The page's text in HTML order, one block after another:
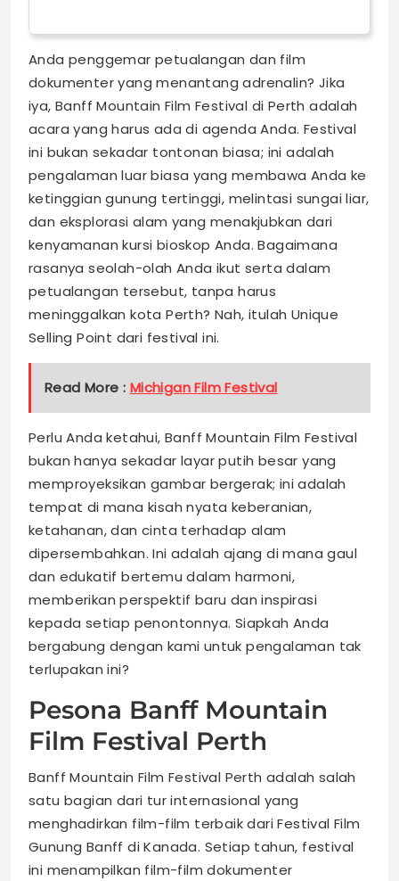
Anda penggemar petualangan dan film
dokumenter yang menantang adrenalin? Jika
iya, Banff Mountain Film Festival di Perth adalah
acara yang harus ada di agenda Anda. Festival
ini bukan sekadar tontonan biasa; ini adalah
pengalaman luar biasa yang membawa Anda ke
ketinggian gunung tertinggi, melintasi sungai liar,
dan eksplorasi alam yang menakjubkan dari
kenyamanan kursi bioskop Anda. Bagaimana
rasanya seolah-olah Anda ikut serta dalam
petualangan tersebut, tanpa harus
meninggalkan kota Perth? Nah, itulah Unique
Selling Point dari festival ini.
Read More : Michigan Film Festival
Perlu Anda ketahui, Banff Mountain Film Festival
bukan hanya sekadar layar putih besar yang
memproyeksikan gambar bergerak; ini adalah
tempat di mana kisah nyata keberanian,
ketahanan, dan cinta terhadap alam
dipersembahkan. Ini adalah ajang di mana gaul
dan edukatif bertemu dalam harmoni,
memberikan perspektif baru dan inspirasi
kepada setiap penontonnya. Siapkah Anda
bergabung dengan kami untuk pengalaman tak
terlupakan ini?
Pesona Banff Mountain
Film Festival Perth
Banff Mountain Film Festival Perth adalah salah
satu bagian dari tur internasional yang
menghadirkan film-film terbaik dari Festival Film
Gunung Banff di Kanada. Setiap tahun, festival
ini menampilkan film-film dokumenter